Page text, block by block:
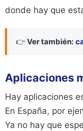
donde hay que
👉 Ver también:
Aplicaciones
Hay aplicaciones
En España, por
Ya no hay que